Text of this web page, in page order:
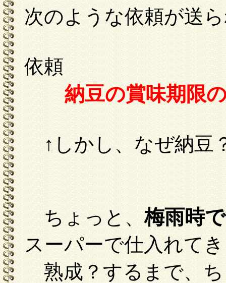
次のような依頼が送
依頼
納豆の賞味期限の
↑しかし、なぜ納豆
ちょっと、梅雨時
スーパーで仕入れて
熟成？するまで、ち